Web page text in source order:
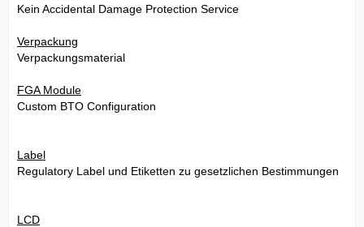
Kein Accidental Damage Protection Service
Verpackung
Verpackungsmaterial
FGA Module
Custom BTO Configuration
Label
Regulatory Label und Etiketten zu gesetzlichen Bestimmungen
LCD